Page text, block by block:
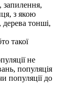
запилення,
з якою
тонші,
такої
не
популяція
популяції до